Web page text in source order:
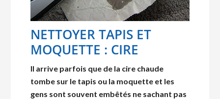
NETTOYER TAPIS ET
MOQUETTE : CIRE
Il arrive parfois que de la cire chaude
tombe sur le tapis ou la moquette et les
gens sont souvent embêtés ne sachant pas